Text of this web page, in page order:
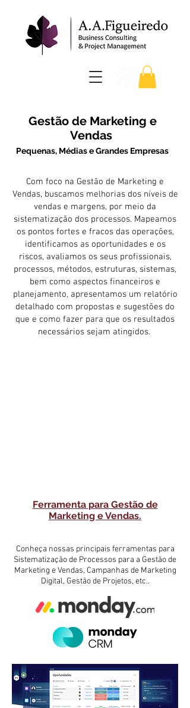
Gestão de Marketing e
Vendas
Pequenas, Médias e Grandes Empresas
Com foco na Gestão de Marketing e
Vendas, buscamos melhorias dos níveis de
vendas e margens, por meio da
sistematização dos processos. Mapeamos
os pontos fortes e fracos das operações,
identificamos as oportunidades e os
riscos, avaliamos os seus profissionais,
processos, métodos, estruturas, sistemas,
bem como aspectos financeiros e
planejamento, apresentamos um relatório
detalhado com propostas e sugestões do
que e como fazer para que os resultados
necessários sejam atingidos.
Ferramenta para Gestão de
Marketing e Vendas.
Conheça nossas principais ferramentas para
Sistematização de Processos para a Gestão de
Marketing e Vendas, Campanhas de Marketing
Digital, Gestão de Projetos, etc..